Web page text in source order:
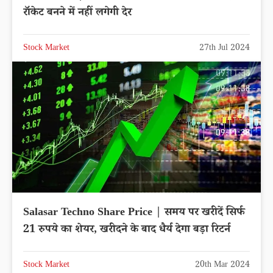
रॉकेट बनने में नहीं लगेगी देर
Stock Market 27th Jul 2024
Salasar Techno Share Price | समय पर खरीदें सिर्फ
21 रुपये का शेयर, खरीदने के बाद धैर्य देगा बड़ा रिटर्न
Stock Market 20th Mar 2024